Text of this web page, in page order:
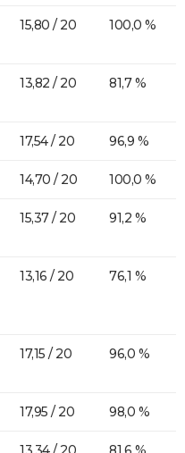
15,80 / 20 100,0 %
13,82 / 20 81,7 %
17,54 / 20 96,9 %
14,70 / 20 100,0 %
15,37 / 20 91,2 %
13,16 / 20 76,1 %
17,15 / 20 96,0 %
17,95 / 20 98,0 %